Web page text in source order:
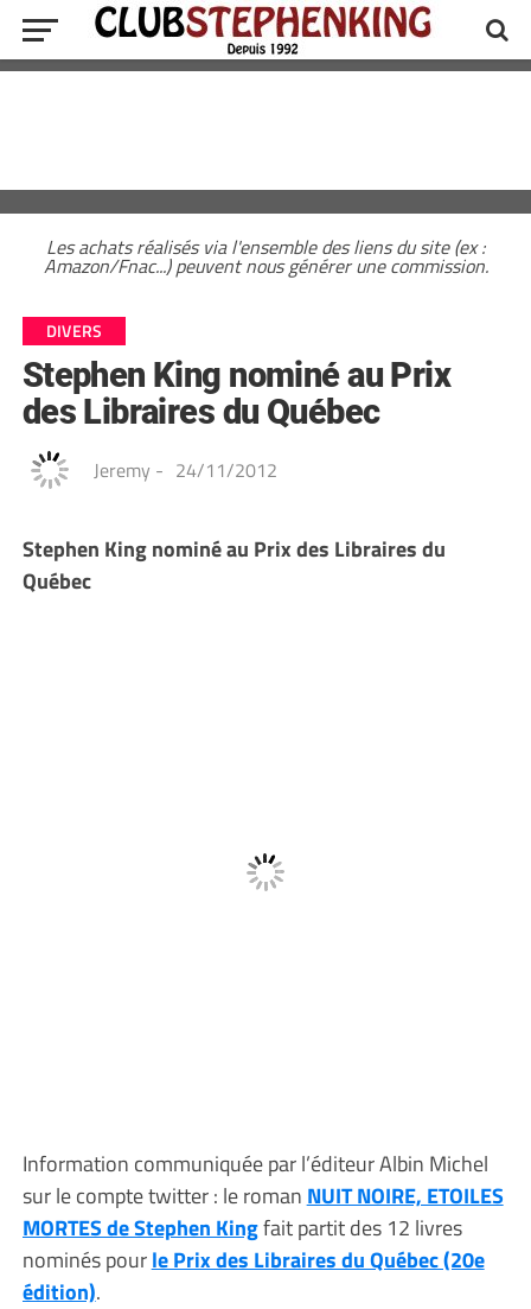
Les achats réalisés via l'ensemble des liens du site (ex :
Amazon/Fnac...) peuvent nous générer une commission.
DIVERS
Stephen King nominé au Prix
des Libraires du Québec
Jeremy - 24/11/2012
Stephen King nominé au Prix des Libraires du
Québec
Information communiquée par l’éditeur Albin Michel
sur le compte twitter : le roman NUIT NOIRE, ETOILES
MORTES de Stephen Kingfait partit des 12 livres
nominés pourle Prix des Libraires du Québec (20e
édition).